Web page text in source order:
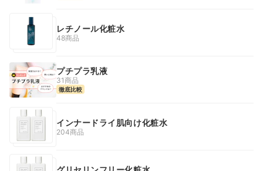
レチノール化粧水
48商品
プチプラ乳液
31商品
徹底比較
インナードライ肌向け化粧水
204商品